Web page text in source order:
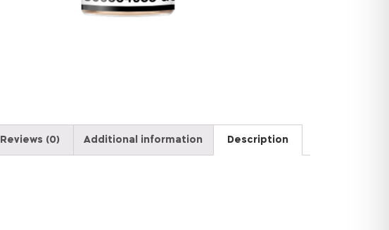
Description
Additional information
Reviews (0)